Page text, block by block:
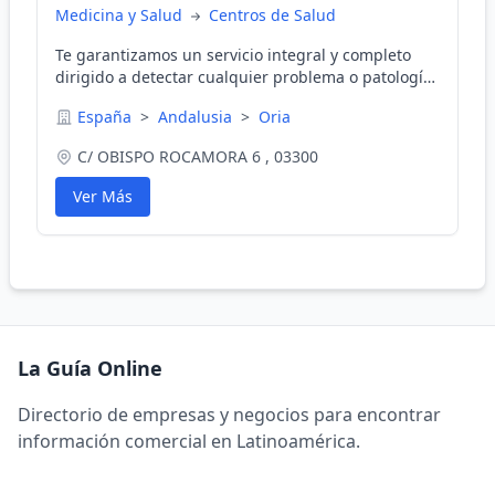
Medicina y Salud
Centros de Salud
Te garantizamos un servicio integral y completo
dirigido a detectar cualquier problema o patología
España > Andalusia > Oria
C/ OBISPO ROCAMORA 6 , 03300
Ver Más
La Guía Online
Directorio de empresas y negocios para encontrar
información comercial en Latinoamérica.